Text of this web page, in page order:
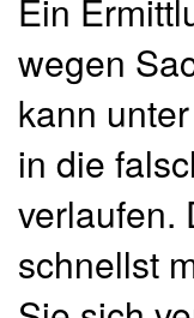
Ein
wegen
kann
in die
verlaufen.
schnellst